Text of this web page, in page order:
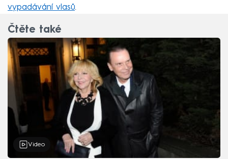
vypadávání vlasů.
Čtěte také
Video